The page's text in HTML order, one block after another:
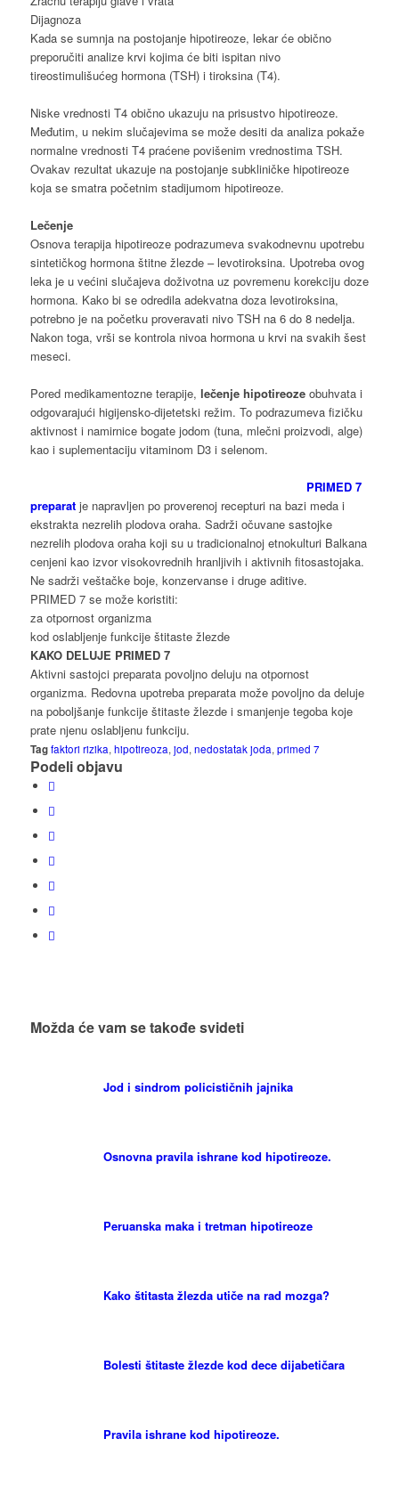
Dijagnoza
Kada se sumnja na postojanje hipotireoze, lekar će obično
preporučiti analize krvi kojima će biti ispitan nivo
tireostimulišućeg hormona (TSH) i tiroksina (T4).
Niske vrednosti T4 obično ukazuju na prisustvo hipotireoze.
Međutim, u nekim slučajevima se može desiti da analiza pokaže
normalne vrednosti T4 praćene povišenim vrednostima TSH.
Ovakav rezultat ukazuje na postojanje subkliničke hipotireoze
koja se smatra početnim stadijumom hipotireoze.
Lečenje
Osnova terapija hipotireoze podrazumeva svakodnevnu upotrebu
sintetičkog hormona štitne žlezde – levotiroksina. Upotreba ovog
leka je u većini slučajeva doživotna uz povremenu korekciju doze
hormona. Kako bi se odredila adekvatna doza levotiroksina,
potrebno je na početku proveravati nivo TSH na 6 do 8 nedelja.
Nakon toga, vrši se kontrola nivoa hormona u krvi na svakih šest
meseci.
Pored medikamentozne terapije, lečenje hipotireozeobuhvata i
odgovarajući higijensko-dijetetski režim. To podrazumeva fizičku
aktivnost i namirnice bogate jodom (tuna, mlečni proizvodi, alge)
kao i suplementaciju vitaminom D3 i selenom.
PRIMED 7
preparatje napravljen po proverenoj recepturi na bazi meda i
ekstrakta nezrelih plodova oraha. Sadrži očuvane sastojke
nezrelih plodova oraha koji su u tradicionalnoj etnokulturi Balkana
cenjeni kao izvor visokovrednih hranljivih i aktivnih fitosastojaka.
Ne sadrži veštačke boje, konzervanse i druge aditive.
PRIMED 7 se može koristiti:
za otpornost organizma
kod oslabljenje funkcije štitaste žlezde
KAKO DELUJE PRIMED 7
Aktivni sastojci preparata povoljno deluju na otpornost
organizma. Redovna upotreba preparata može povoljno da deluje
na poboljšanje funkcije štitaste žlezde i smanjenje tegoba koje
prate njenu oslabljenu funkciju.
Tag faktori rizika, hipotireoza, jod, nedostatak joda, primed 7
Podeli objavu
Možda će vam se takođe svideti
Jod i sindrom policističnih jajnika
Osnovna pravila ishrane kod hipotireoze.
Peruanska maka i tretman hipotireoze
Kako štitasta žlezda utiče na rad mozga?
Bolesti štitaste žlezde kod dece dijabetičara
Pravila ishrane kod hipotireoze.